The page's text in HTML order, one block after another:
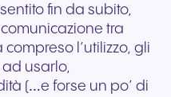
fin da subito,
tra
l’utilizzo, gli
usarlo,
(…e forse un po’ di